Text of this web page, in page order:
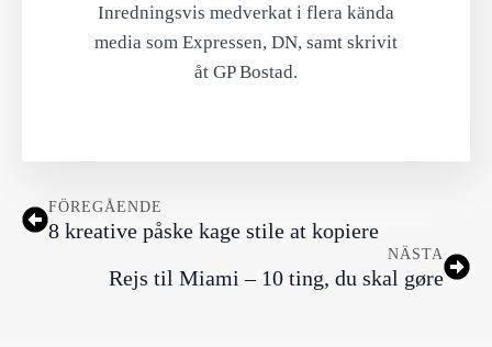
Inredningsvis medverkat i flera kända
media som Expressen, DN, samt skrivit
åt GP Bostad.
FÖREGÅENDE
8 kreative påske kage stile at kopiere
NÄSTA
Rejs til Miami – 10 ting, du skal gøre